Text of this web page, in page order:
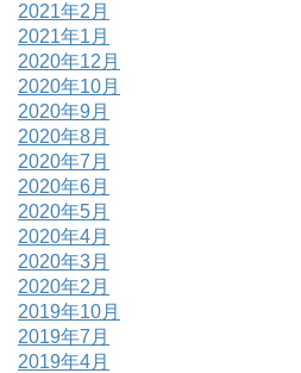
2021年2月
2021年1月
2020年12月
2020年10月
2020年9月
2020年8月
2020年7月
2020年6月
2020年5月
2020年4月
2020年3月
2020年2月
2019年10月
2019年7月
2019年4月